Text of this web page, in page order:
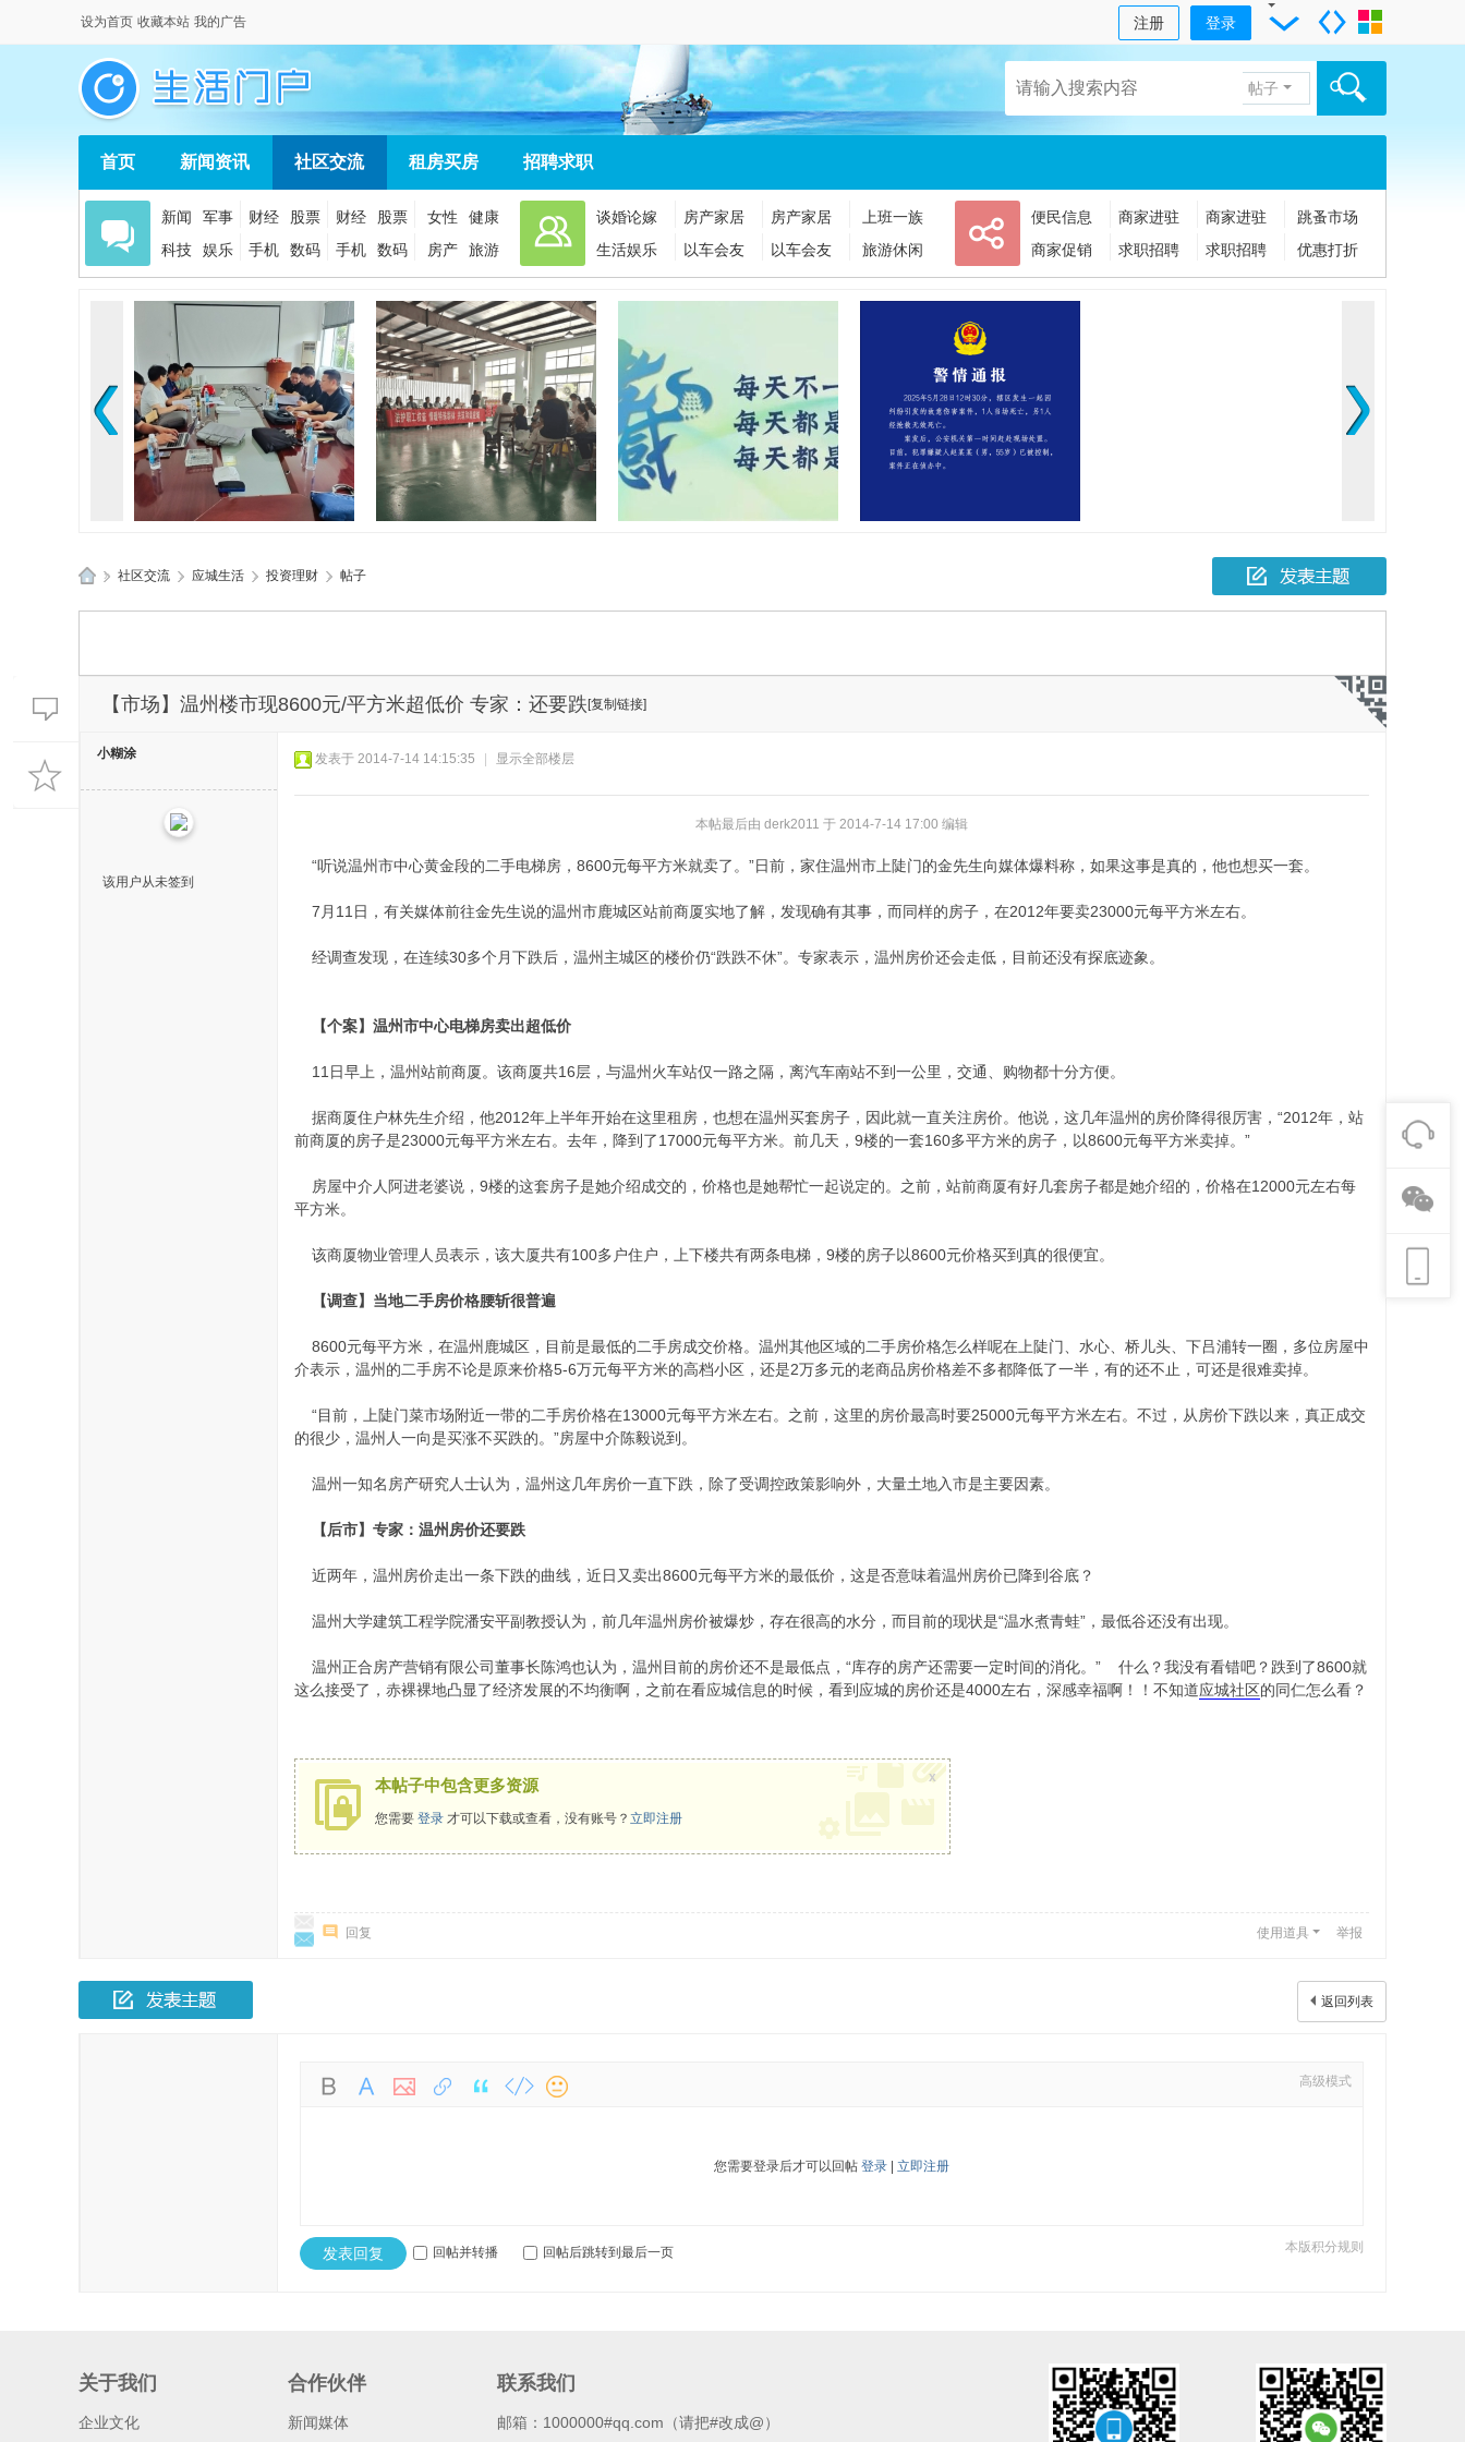
设为首页 收藏本站 我的广告 注册 登录
帖子
首页 新闻资讯 社区交流 租房买房 招聘求职
新闻 军事 财经 股票 财经 股票 女性
健康
科技
娱乐 手机 数码 手机 数码 房产 旅游
谈婚论嫁 房产家居 房产家居
上班一族
生活娱乐
以车会友 以车会友 旅游休闲
便民信息 商家进驻 商家进驻
跳蚤市场
商家促销
求职招聘 求职招聘 优惠打折
孝感应城两地应急管理部门精
应
» 社区交流 › 应城生活 › 投资理财 › 帖子
【市场】温州楼市现8600元/平方米超低价 专家：还要跌 [复制链接]
小糊涂
该用户从未签到
发表于 2014-7-14 14:15:35 显示全部楼层
本帖最后由 derk2011 于 2014-7-14 17:00 编辑
“听说温州市中心黄金段的二手电梯房，8600元每平方米就卖了。”日前，家住温州市上陡门的金先生向媒体爆料称，如果这事是真的，他也想买一套。
7月11日，有关媒体前往金先生说的温州市鹿城区站前商厦实地了解，发现确有其事，而同样的房子，在2012年要卖23000元每平方米左右。
经调查发现，在连续30多个月下跌后，温州主城区的楼价仍“跌跌不休”。专家表示，温州房价还会走低，目前还没有探底迹象。
【个案】 温州市中心电梯房卖出超低价
11日早上，温州站前商厦。该商厦共16层，与温州火车站仅一路之隔，离汽车南站不到一公里，交通、购物都十分方便。
据商厦住户林先生介绍，他2012年上半年开始在这里租房，也想在温州买套房子，因此就一直关注房价。他说，这几年温州的房价降得很厉害，“2012年，站
前商厦的房子是23000元每平方米左右。去年，降到了17000元每平方米。前几天，9楼的一套160多平方米的房子，以8600元每平方米卖掉。”
房屋中介人阿进老婆说，9楼的这套房子是她介绍成交的，价格也是她帮忙一起说定的。之前，站前商厦有好几套房子都是她介绍的，价格在12000元左右每
平方米。
该商厦物业管理人员表示，该大厦共有100多户住户，上下楼共有两条电梯，9楼的房子以8600元价格买到真的很便宜。
【调查】当地二手房价格腰斩很普遍
8600元每平方米，在温州鹿城区，目前是最低的二手房成交价格。温州其他区域的二手房价格怎么样呢在上陡门、水心、桥儿头、下吕浦转一圈，多位房屋中
介表示，温州的二手房不论是原来价格5-6万元每平方米的高档小区，还是2万多元的老商品房价格差不多都降低了一半，有的还不止，可还是很难卖掉。
“目前，上陡门菜市场附近一带的二手房价格在13000元每平方米左右。之前，这里的房价最高时要25000元每平方米左右。不过，从房价下跌以来，真正成交
的很少，温州人一向是买涨不买跌的。”房屋中介陈毅说到。
温州一知名房产研究人士认为，温州这几年房价一直下跌，除了受调控政策影响外，大量土地入市是主要因素。
【后市】专家：温州房价还要跌
近两年，温州房价走出一条下跌的曲线，近日又卖出8600元每平方米的最低价，这是否意味着温州房价已降到谷底？
温州大学建筑工程学院潘安平副教授认为，前几年温州房价被爆炒，存在很高的水分，而目前的现状是“温水煮青蛙”，最低谷还没有出现。
温州正合房产营销有限公司董事长陈鸿也认为，温州目前的房价还不是最低点，“库存的房产还需要一定时间的消化。” 什么？我没有看错吧？跌到了8600就
这么接受了，赤裸裸地凸显了经济发展的不均衡啊，之前在看应城信息的时候，看到应城的房价还是4000左右，深感幸福啊！！不知道应城社区的同仁怎么看？
本帖子中包含更多资源
您需要 登录 才可以下载或查看，没有账号？ 立即注册
x
回复 使用道具 举报
返回列表
高级模式
您需要登录后才可以回帖 登录 立即注册
本版积分规则
发表回复 回帖并转播 回帖后跳转到最后一页
关于我们
企业文化
合作伙伴
新闻媒体
联系我们
邮箱：1000000#qq.com（请把#改成@）